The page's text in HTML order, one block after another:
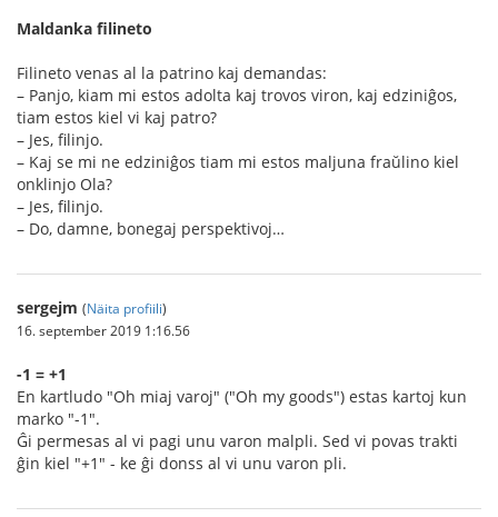
Maldanka filineto
Filineto venas al la patrino kaj demandas:
– Panjo, kiam mi estos adolta kaj trovos viron, kaj edziniĝos,
tiam estos kiel vi kaj patro?
– Jes, filinjo.
– Kaj se mi ne edziniĝos tiam mi estos maljuna fraŭlino kiel
onklinjo Ola?
– Jes, filinjo.
– Do, damne, bonegaj perspektivoj…
sergejm (Näita profiili)
16. september 2019 1:16.56
-1 = +1
En kartludo "Oh miaj varoj" ("Oh my goods") estas kartoj kun
marko "-1".
Ĝi permesas al vi pagi unu varon malpli. Sed vi povas trakti
ĝin kiel "+1" - ke ĝi donss al vi unu varon pli.